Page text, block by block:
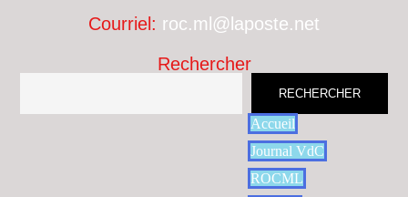
Courriel: roc.ml@laposte.net
Rechercher
RECHERCHER
Accueil
Journal VdC
ROCML